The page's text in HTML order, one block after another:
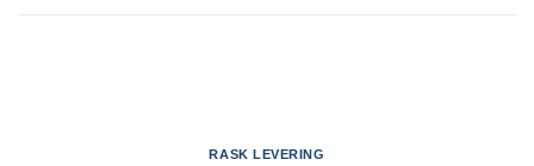
RASK LEVERING